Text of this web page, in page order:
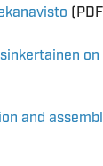
and